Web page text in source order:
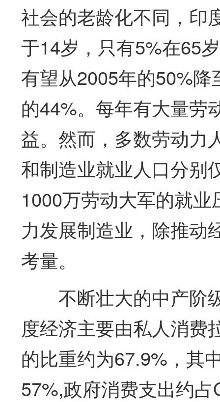
社会的老龄化不同，印
于14岁，只有5%在65
有望从2005年的50%
的44%。每年有大量劳
益。然而，多数劳动力
和制造业就业人口分别
1000万劳动大军的就业
力发展制造业，除推动
考量。
不断壮大的中产阶
度经济主要由私人消费
的比重约为67.9%，其
57%,政府消费支出约